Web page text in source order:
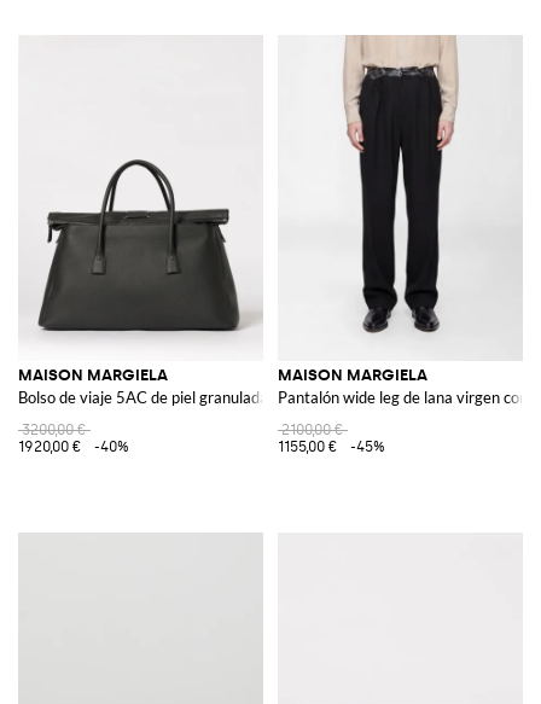
MAISON MARGIELA
Bolso de viaje 5AC de piel granulada
3200,00 €
1920,00 €
-40%
MAISON MARGIELA
Pantalón wide leg de lana virgen con
2100,00 €
1155,00 €
-45%